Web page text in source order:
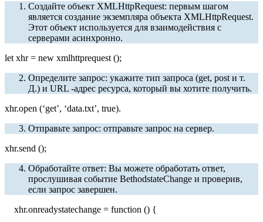
Создайте объект XMLHttpRequest: первым шагом
является создание экземпляра объекта XMLHttpRequest.
Этот объект используется для взаимодействия с
серверами асинхронно.
let xhr = new xmlhttprequest ();
Определите запрос: укажите тип запроса (get, post и т.
Д.) и URL -адрес ресурса, который вы хотите получить.
xhr.open (‘get’, ‘data.txt’, true).
Отправьте запрос: отправьте запрос на сервер.
xhr.send ();
Обработайте ответ: Вы можете обработать ответ,
прослушивая событие BethodstateChange и проверив,
если запрос завершен.
xhr.onreadystatechange = function () {